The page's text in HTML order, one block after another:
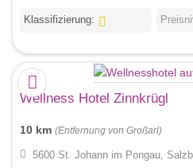
Klassifizierung:
Wellness Hotel Zinnkrügl
10 km (Entfernung von Großarl)
5600 St. Johann im Pongau,